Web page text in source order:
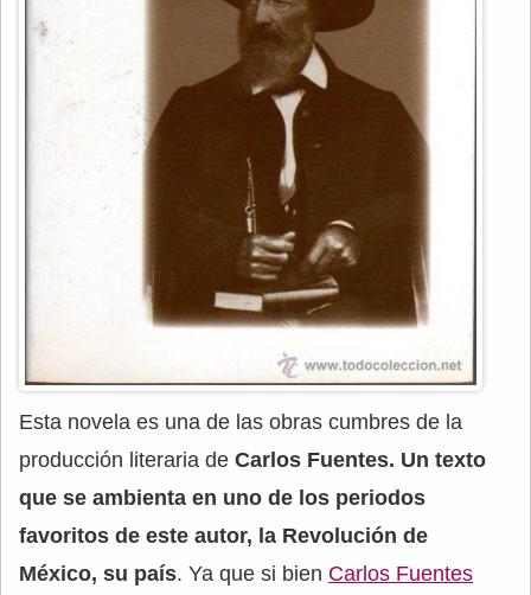
Esta novela es una de las obras cumbres de la
producción literaria de Carlos Fuentes. Un texto
que se ambienta en uno de los periodos
favoritos de este autor, la Revolución de
México, su país. Ya que si bien Carlos Fuentes